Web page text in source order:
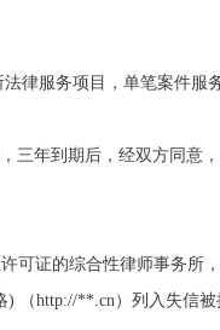
律服务项目，单笔案件服
三年到期后，经双方同意
可证的综合性律师事务
) （http://**.cn）列入失信